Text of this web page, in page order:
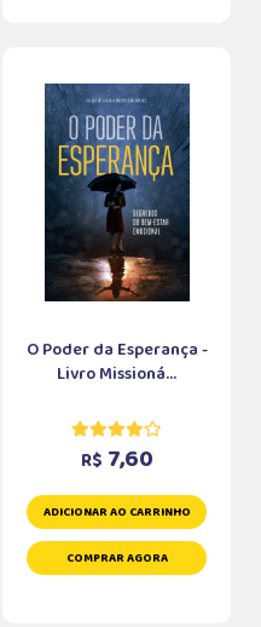
O Poder da Esperança -
Livro Missioná...
R$ 7,60
ADICIONAR AO CARRINHO
COMPRAR AGORA